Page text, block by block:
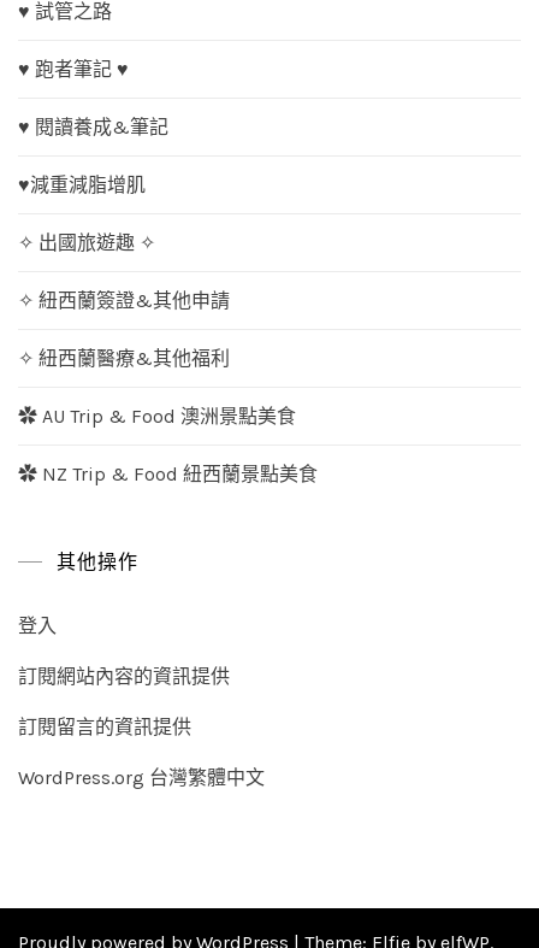
♥ 試管之路
♥ 跑者筆記 ♥
♥ 閱讀養成&筆記
♥減重減脂增肌
✧ 出國旅遊趣 ✧
✧ 紐西蘭簽證&其他申請
✧ 紐西蘭醫療&其他福利
✿ AU Trip & Food 澳洲景點美食
✿ NZ Trip & Food 紐西蘭景點美食
其他操作
登入
訂閱網站內容的資訊提供
訂閱留言的資訊提供
WordPress.org 台灣繁體中文
Proudly powered by WordPress | Theme: Elfie by elfWP.